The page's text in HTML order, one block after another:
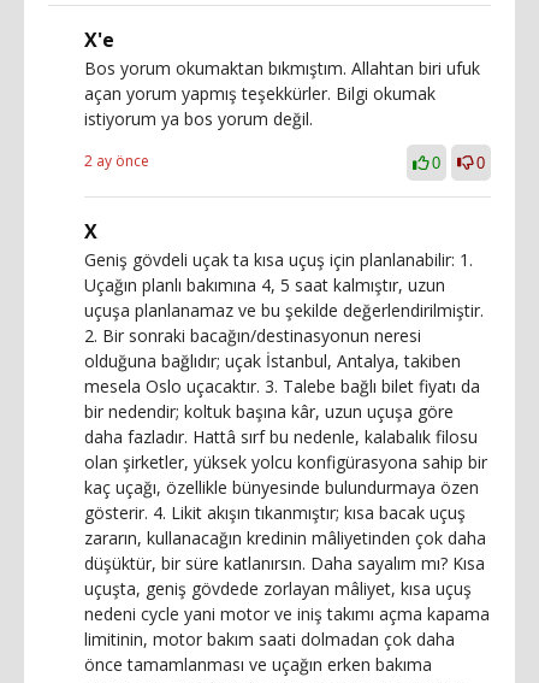
X'e
Bos yorum okumaktan bıkmıştım. Allahtan biri ufuk
açan yorum yapmış teşekkürler. Bilgi okumak
istiyorum ya bos yorum değil.
2 ay önce 0 0
X
Geniş gövdeli uçak ta kısa uçuş için planlanabilir: 1.
Uçağın planlı bakımına 4, 5 saat kalmıştır, uzun
uçuşa planlanamaz ve bu şekilde değerlendirilmiştir.
2. Bir sonraki bacağın/destinasyonun neresi
olduğuna bağlıdır; uçak İstanbul, Antalya, takiben
mesela Oslo uçacaktır. 3. Talebe bağlı bilet fiyatı da
bir nedendir; koltuk başına kâr, uzun uçuşa göre
daha fazladır. Hattâ sırf bu nedenle, kalabalık filosu
olan şirketler, yüksek yolcu konfigürasyona sahip bir
kaç uçağı, özellikle bünyesinde bulundurmaya özen
gösterir. 4. Likit akışın tıkanmıştır; kısa bacak uçuş
zararın, kullanacağın kredinin mâliyetinden çok daha
düşüktür, bir süre katlanırsın. Daha sayalım mı? Kısa
uçuşta, geniş gövdede zorlayan mâliyet, kısa uçuş
nedeni cycle yani motor ve iniş takımı açma kapama
limitinin, motor bakım saati dolmadan çok daha
önce tamamlanması ve uçağın erken bakıma